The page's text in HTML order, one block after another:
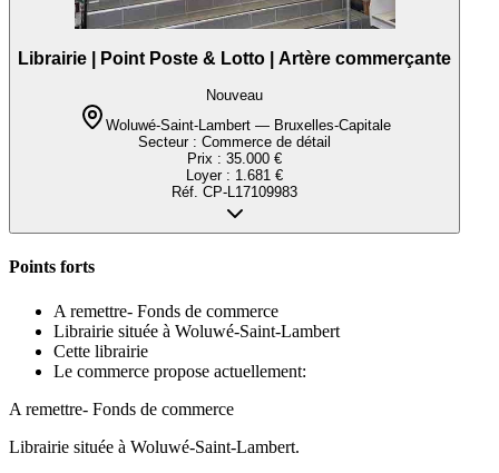
Librairie | Point Poste & Lotto | Artère commerçante
Nouveau
Woluwé-Saint-Lambert — Bruxelles-Capitale
Secteur : Commerce de détail
Prix : 35.000 €
Loyer : 1.681 €
Réf. CP-L17109983
Points forts
A remettre- Fonds de commerce
Librairie située à Woluwé-Saint-Lambert
Cette librairie
Le commerce propose actuellement:
A remettre- Fonds de commerce
Librairie située à Woluwé-Saint-Lambert.